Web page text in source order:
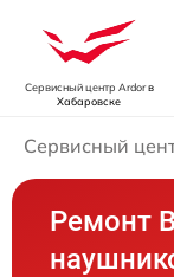
Сервисный центр Ardorв
Хабаровске
Сервисный
Ремонт